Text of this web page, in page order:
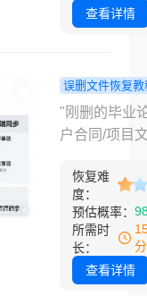
计师清空硬
间头皮发麻
当文件超过
默认大小限
常是分区容
10%） ，删
直接跳过回
这种 “彻底消
感觉更让人
查看详情
误删文件恢复教
脑如何恢复
除的文件？
效！
"刚删的毕业
户合同/项目
到？"——这
感，每个职
经历过！作
过20+数据恢
的IT博主，
恢复难
度：
预估概率：
所需时
长：
查看详情